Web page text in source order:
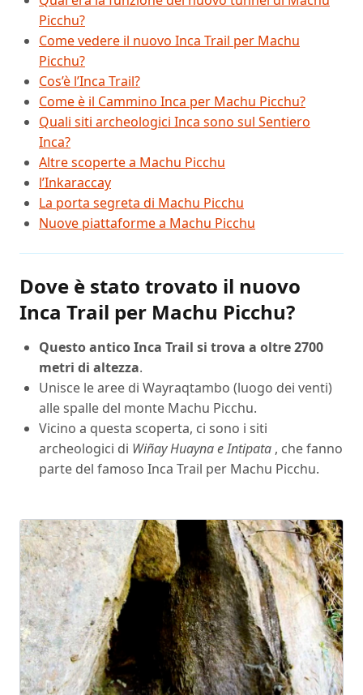
Picchu?
Come vedere il nuovo Inca Trail per Machu
Picchu?
Cos’è l’Inca Trail?
Come è il Cammino Inca per Machu Picchu?
Quali siti archeologici Inca sono sul Sentiero
Inca?
Altre scoperte a Machu Picchu
l’Inkaraccay
La porta segreta di Machu Picchu
Nuove piattaforme a Machu Picchu
Dove è stato trovato il nuovo
Inca Trail per Machu Picchu?
Questo antico Inca Trail si trova a oltre 2700
metri di altezza.
Unisce le aree di Wayraqtambo (luogo dei venti)
alle spalle del monte Machu Picchu.
Vicino a questa scoperta, ci sono i siti
archeologici di Wiñay Huayna e Intipata , che fanno
parte del famoso Inca Trail per Machu Picchu.